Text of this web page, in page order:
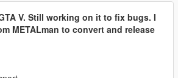
V. Still working on it to fix bugs. I
METALman to convert and release